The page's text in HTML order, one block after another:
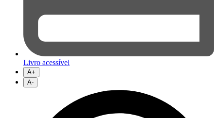
Livro acessível
A+
A-